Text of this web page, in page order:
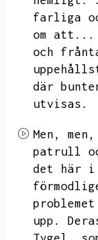
farliga
om att...
och
där
utvisas.
Men, men,
patrull
det här i
upp.